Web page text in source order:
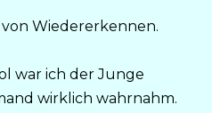
Wiedererkennen.
war ich der Junge
wirklich wahrnahm.